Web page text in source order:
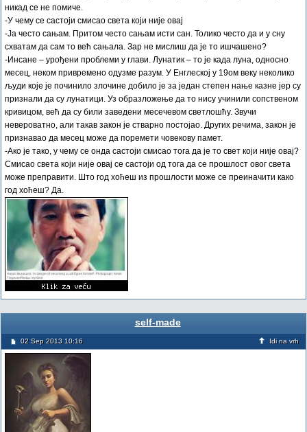
никад се не помиче.
-У чему се састоји смисао света који није овај
-Ја често сањам. Притом често сањам исти сан. Толико често да и у сну
схватам да сам то већ сањала. Зар не мислиш да је то ишчашено?
-Инсане – урођени проблеми у глави. Лунатик – то је када луна, односно
месец, неком привремено одузме разум. У Енглеској у 19ом веку неколико
људи које је починило злочине добило је за један степен нање казне јер су
признали да су лунатици. Уз образложење да то нису учинили сопственом
кривицом, већ да су били заведени месечевом светлошћу. Звучи
невероватно, али такав закон је стварно постојао. Других речима, закон је
признавао да месец може да поремети човекову памет.
-Ако је тако, у чему се онда састоји смисао тога да је то свет који није овај?
Смисао света који није овај се састоји од тога да се прошлост овог света
може преправити. Што год хоћеш из прошлости може се преиначити како
год хоћеш? Да.
self-made
02 Sep 2013 10:16 Idi na vrh